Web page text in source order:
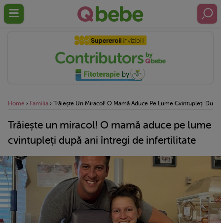
Home › Familia › Trăiește Un Miracol! O Mamă Aduce Pe Lume Cvintupleți
Trăiește un miracol! O mamă aduce pe lume
cvintupleți după ani întregi de infertilitate